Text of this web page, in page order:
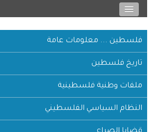
فلسطين ... معلومات عامة
تاريخ فلسطين
ملفات وطنية فلسطينية
النظام السياسي الفلسطيني